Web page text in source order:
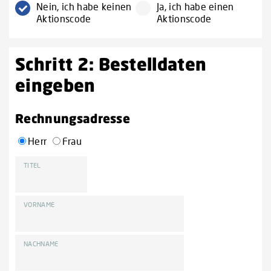
Nein, ich habe keinen
Aktionscode
Ja, ich habe einen
Aktionscode
Schritt 2: Bestelldaten
eingeben
Rechnungsadresse
Herr Frau
TITEL
VORNAME
NACHNAME